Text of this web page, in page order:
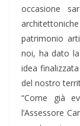
occasione
patrimonio
noi, ha dato
idea
del nostro
“Come già
l’Assessore